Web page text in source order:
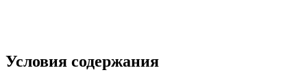
Условия содержания